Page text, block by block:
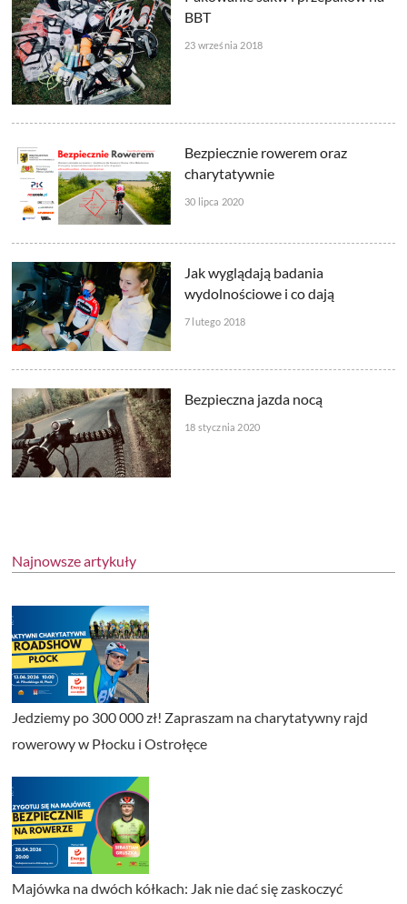
BBT
23 września 2018
Bezpiecznie rowerem oraz
charytatywnie
30 lipca 2020
Jak wyglądają badania
wydolnościowe i co dają
7 lutego 2018
Bezpieczna jazda nocą
18 stycznia 2020
Najnowsze artykuły
Jedziemy po 300 000 zł! Zapraszam na charytatywny rajd
rowerowy w Płocku i Ostrołęce
Majówka na dwóch kółkach: Jak nie dać się zaskoczyć